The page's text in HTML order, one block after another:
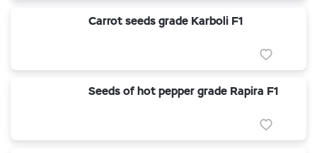
Carrot seeds grade Karboli F1
Seeds of hot pepper grade Rapira F1